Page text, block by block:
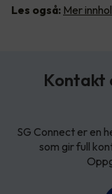
Les også: Mer
Kontakt
SG Connect er en
som gir full